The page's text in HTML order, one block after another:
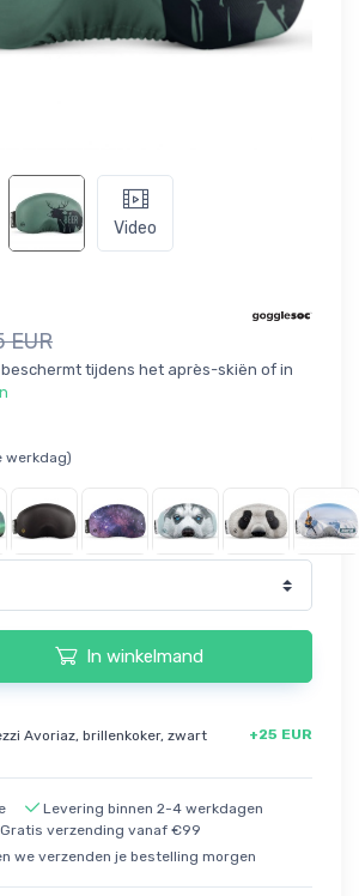
Video
EUR
tijdens het après-skiën of in
werkdag)
In winkelmand
Avoriaz, brillenkoker, zwart +25 EUR
Levering binnen 2-4 werkdagen
Gratis verzending vanaf €99
we verzenden je bestelling morgen